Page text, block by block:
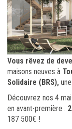
Vous rêvez de
maisons neuves à
Solidaire (BRS),
Découvrez nos 4
en avant-première :
187 500€ !